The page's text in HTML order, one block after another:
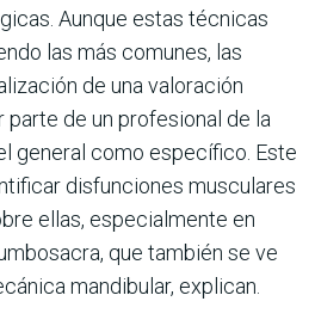
Aunque estas técnicas
las más comunes, las
de una valoración
de un profesional de la
general como específico. Este
disfunciones musculares
ellas, especialmente en
que también se ve
mandibular, explican.